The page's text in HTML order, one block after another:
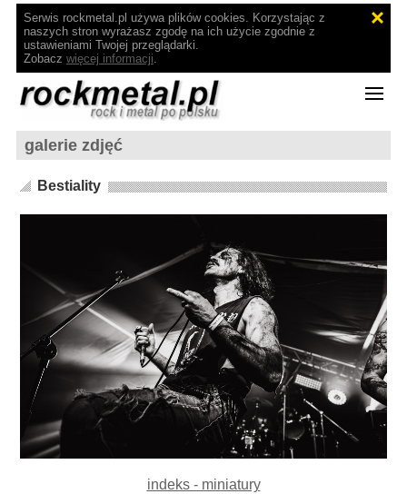
Serwis rockmetal.pl używa plików cookies. Korzystając z
naszych stron wyrażasz zgodę na ich użycie zgodnie z
ustawieniami Twojej przeglądarki.
Zobacz więcej informacji.
galerie zdjęć
Bestiality
indeks - miniatury